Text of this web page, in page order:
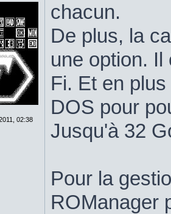
02:38
chacun.
De plus, la
une option.
Fi. Et en
DOS pour
Jusqu'à 32
Pour la
ROManager